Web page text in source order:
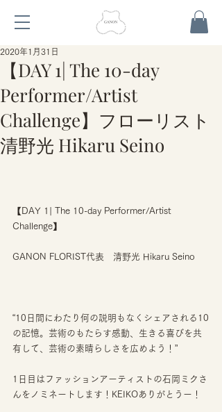
【DAY 1| The 10-day
Performer/Artist
Challenge】フローリスト
清野光 Hikaru Seino
2020年1月31日
【DAY 1| The 10-day Performer/Artist
Challenge】
GANON FLORIST代表　清野光 Hikaru Seino
“10日間にわたり何の説明もなくシェアされる10
の記憶。芸術のもたらす感動、生きる喜びを共
有して、芸術の素晴らしさを広めよう！”
1日目はファッションアーティストの石岡ミクさ
んをノミネートします！KEIKOありがとうー！